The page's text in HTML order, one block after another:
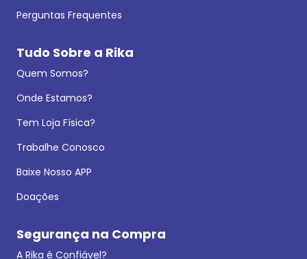
Perguntas Frequentes
Tudo Sobre a Rika
Quem Somos?
Onde Estamos?
Tem Loja Física?
Trabalhe Conosco
Baixe Nosso APP
Doações
Segurança na Compra
A Rika é Confiável?